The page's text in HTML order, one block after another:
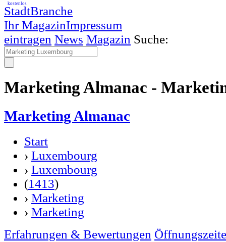
StadtBranche
Ihr MagazinImpressum
kostenlos
eintragen News Magazin Suche:
Marketing Almanac -
Marketing Almanac
Start
› Luxembourg
› Luxembourg
(1413)
› Marketing
› Marketing
Erfahrungen & Bewertungen